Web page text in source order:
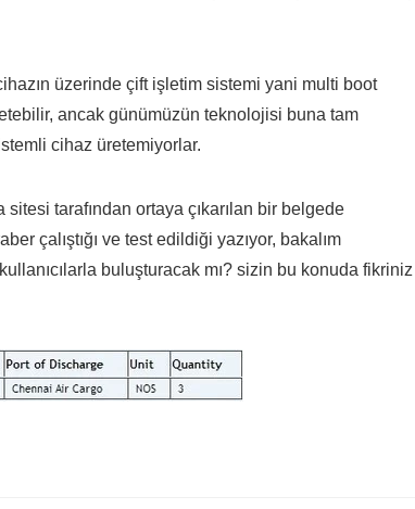
üzerinde çift işletim sistemi yani multi boot
ancak günümüzün teknolojisi buna tam
cihaz üretemiyorlar.
tarafından ortaya çıkarılan bir belgede
çalıştığı ve test edildiği yazıyor, bakalım
buluşturacak mı? sizin bu konuda fikriniz